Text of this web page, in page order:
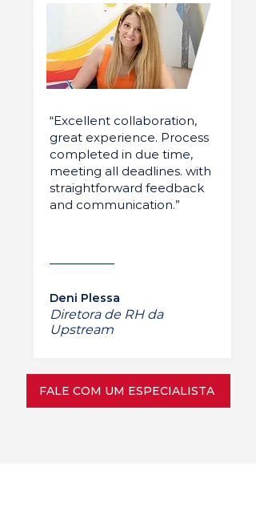
“Excellent collaboration,
great experience. Process
completed in due time,
meeting all deadlines. with
straightforward feedback
and communication.”
Deni Plessa
Diretora de RH da
Upstream
FALE COM UM ESPECIALISTA